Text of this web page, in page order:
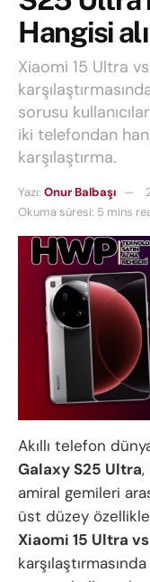
Hangisi
Xiaomi 15 Ultra
sorusu
iki telefondan
karşılaştırma.
Yazı: Onur Balbaşı
Okuma süresi: 5 mins
Akıllı telefon
Galaxy S25 Ultra,
amiral gemileri
üst düzey
Xiaomi 15 Ultra